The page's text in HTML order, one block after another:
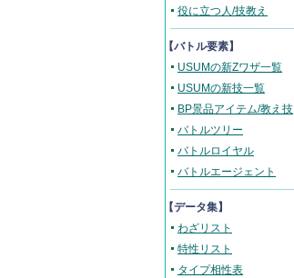
役に立つ人/技教え
【バトル要素】
USUMの新Zワザ一覧
USUMの新技一覧
BP景品アイテム/教え技
バトルツリー
バトルロイヤル
バトルエージェント
【データ集】
わざリスト
特性リスト
タイプ相性表